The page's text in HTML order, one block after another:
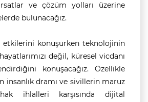
ve çözüm yolları üzerine
bulunacağız.
etkilerini konuşurken teknolojinin
değil, küresel vicdanı
konuşacağız. Özellikle
insanlık dramı ve sivillerin maruz
ihlalleri karşısında dijital